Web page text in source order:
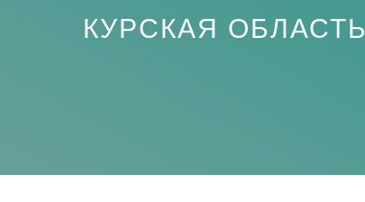
КУРСКАЯ ОБЛАСТЬ